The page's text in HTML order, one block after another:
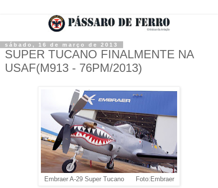
sábado, 16 de março de 2013
SUPER TUCANO FINALMENTE NA
USAF(M913 - 76PM/2013)
Embraer A-29 Super Tucano Foto:Embraer